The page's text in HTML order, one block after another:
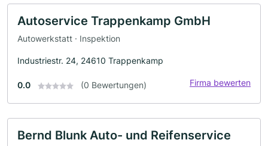
Autoservice Trappenkamp GmbH
Autowerkstatt · Inspektion
Industriestr. 24, 24610 Trappenkamp
0.0 (0 Bewertungen) Firma bewerten
Bernd Blunk Auto- und Reifenservice